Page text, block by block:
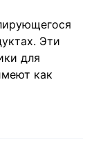
Эти
для
как